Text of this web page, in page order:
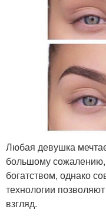
Любая девушка
большому сожалению,
богатством, однако
технологии
взгляд.